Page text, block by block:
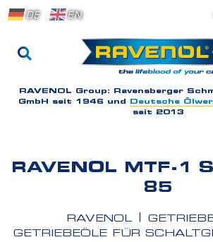
DE EN
RAVENOL Group: Ravensberger
GmbH seit 1946 und
Deutsche
seit 2013
RAVENOL MTF-1
85
RAVENOL
GETRIEBEÖLE FÜR